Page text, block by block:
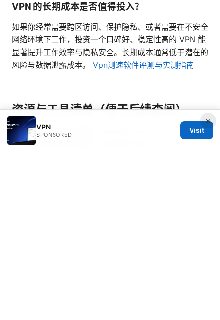
VPN 的长期成本是否值得投入？
如果你经常需要跨区访问、保护隐私、或者需要在不安全
网络环境下工作，投资一个口碑好、稳定性高的 VPN 能
显著提升工作效率与隐私安全。长期成本通常低于潜在的
风险与数据泄露成本。 Vpn测速软件评测与实测指南
资源与工具清单（便于后续查阅）
NordVPN 官方网站 - nordvpn.com
OpenVPN 官方网站 - openvpn.net
×
VPN
SPONSORED
Visit